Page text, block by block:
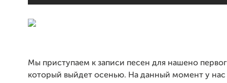
Мы приступаем к записи песен для нашено
который выйдет осенью. На данный момент у